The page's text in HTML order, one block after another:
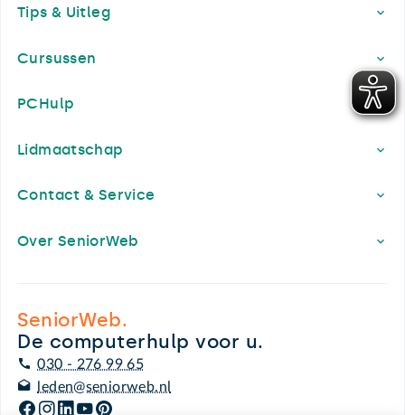
Tips & Uitleg
Cursussen
PCHulp
Lidmaatschap
Contact & Service
Over SeniorWeb
SeniorWeb.
De computerhulp voor u.
030 - 276 99 65
leden@seniorweb.nl